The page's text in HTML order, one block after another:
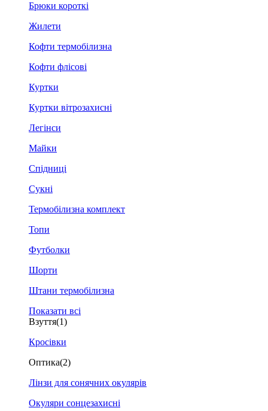
Брюки короткі
Жилети
Кофти термобілизна
Кофти флісові
Куртки
Куртки вітрозахисні
Легінси
Майки
Спідниці
Сукні
Термобілизна комплект
Топи
Футболки
Шорти
Штани термобілизна
Показати всі
Взуття(1)
Кросівки
Оптика(2)
Лінзи для сонячних окулярів
Окуляри сонцезахисні